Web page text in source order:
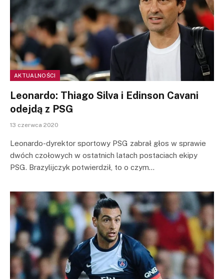
AKTUALNOŚCI
Leonardo: Thiago Silva i Edinson Cavani
odejdą z PSG
13 czerwca 2020
Leonardo-dyrektor sportowy PSG zabrał głos w sprawie
dwóch czołowych w ostatnich latach postaciach ekipy
PSG. Brazylijczyk potwierdził, to o czym…